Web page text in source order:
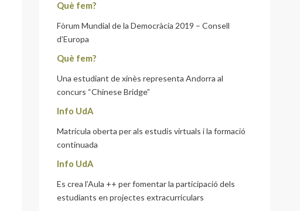
Què fem?
Fòrum Mundial de la Democràcia 2019 – Consell
d’Europa
Què fem?
Una estudiant de xinès representa Andorra al
concurs “Chinese Bridge”
Info UdA
Matrícula oberta per als estudis virtuals i la formació
continuada
Info UdA
Es crea l’Aula ++ per fomentar la participació dels
estudiants en projectes extracurriculars